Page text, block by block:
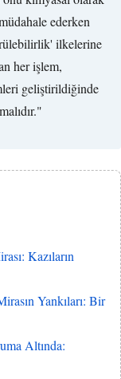
ederken
ilkelerine
her işlem,
geliştirildiğinde
Kazıların
Yankıları: Bir
Altında: